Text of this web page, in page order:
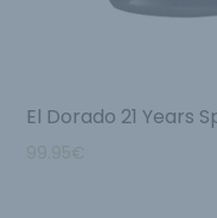
El Dorado 21 Years
99.95€